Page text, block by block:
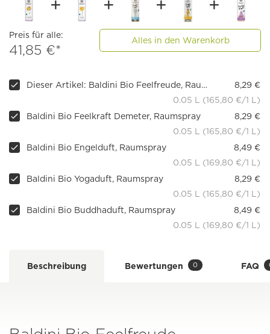
Preis für alle:
41,85 €*
Alles in den Warenkorb
Dieser Artikel: Baldini Bio Feelfreude, Raumspray
8,29 €
0.05 L (165,80 €/1 L)
Baldini Bio Feelkraft Demeter, Raumspray
8,29 €
0.05 L (165,80 €/1 L)
Baldini Bio Engelduft, Raumspray
8,49 €
0.05 L (169,80 €/1 L)
Baldini Bio Yogaduft, Raumspray
8,29 €
0.05 L (165,80 €/1 L)
Baldini Bio Buddhaduft, Raumspray
8,49 €
0.05 L (169,80 €/1 L)
Beschreibung Bewertungen 0 FAQ